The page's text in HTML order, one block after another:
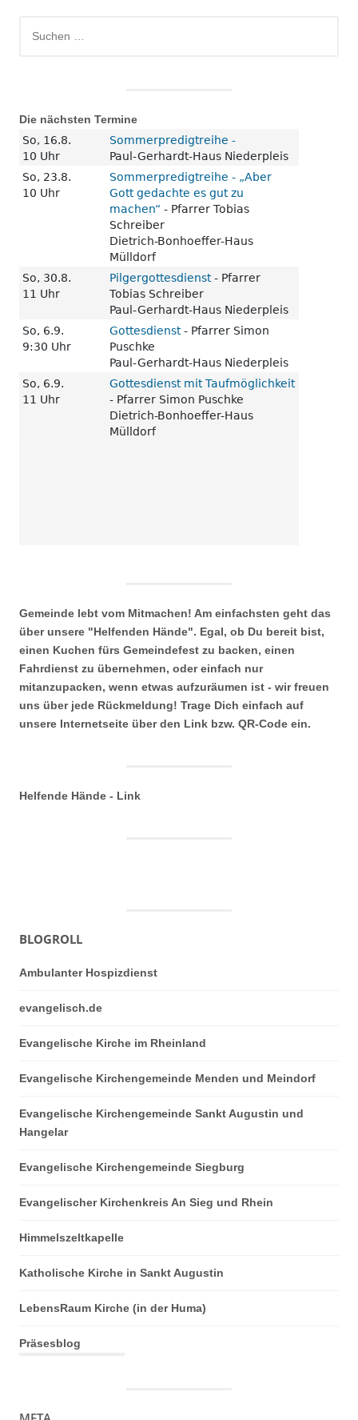
nach:
Die nächsten Termine
Gemeinde lebt vom Mitmachen! Am einfachsten geht das
über unsere "Helfenden Hände". Egal, ob Du bereit bist,
einen Kuchen fürs Gemeindefest zu backen, einen
Fahrdienst zu übernehmen, oder einfach nur
mitanzupacken, wenn etwas aufzuräumen ist - wir freuen
uns über jede Rückmeldung! Trage Dich einfach auf
unsere Internetseite über den Link bzw. QR-Code ein.
Helfende Hände - Link
BLOGROLL
Ambulanter Hospizdienst
evangelisch.de
Evangelische Kirche im Rheinland
Evangelische Kirchengemeinde Menden und Meindorf
Evangelische Kirchengemeinde Sankt Augustin und
Hangelar
Evangelische Kirchengemeinde Siegburg
Evangelischer Kirchenkreis An Sieg und Rhein
Himmelszeltkapelle
Katholische Kirche in Sankt Augustin
LebensRaum Kirche (in der Huma)
Präsesblog